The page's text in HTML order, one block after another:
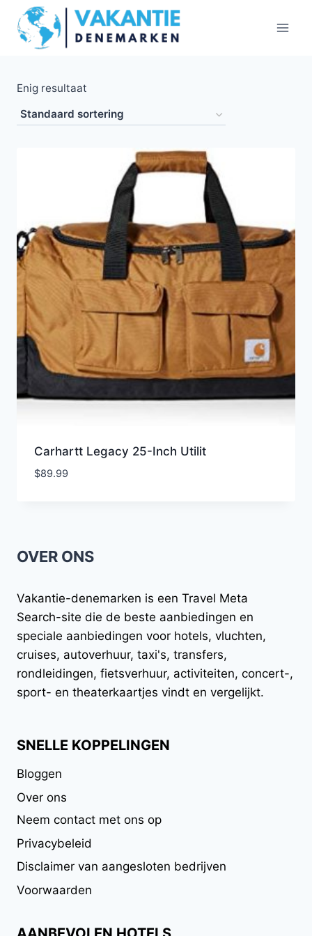
Doorgaan
naar
inhoud
Enig resultaat
Carhartt Legacy 25-Inch Utilit
$89.99
OVER ONS
Vakantie-denemarken is een Travel Meta
Search-site die de beste aanbiedingen en
speciale aanbiedingen voor hotels, vluchten,
cruises, autoverhuur, taxi's, transfers,
rondleidingen, fietsverhuur, activiteiten, concert-,
sport- en theaterkaartjes vindt en vergelijkt.
SNELLE KOPPELINGEN
Bloggen
Over ons
Neem contact met ons op
Privacybeleid
Disclaimer van aangesloten bedrijven
Voorwaarden